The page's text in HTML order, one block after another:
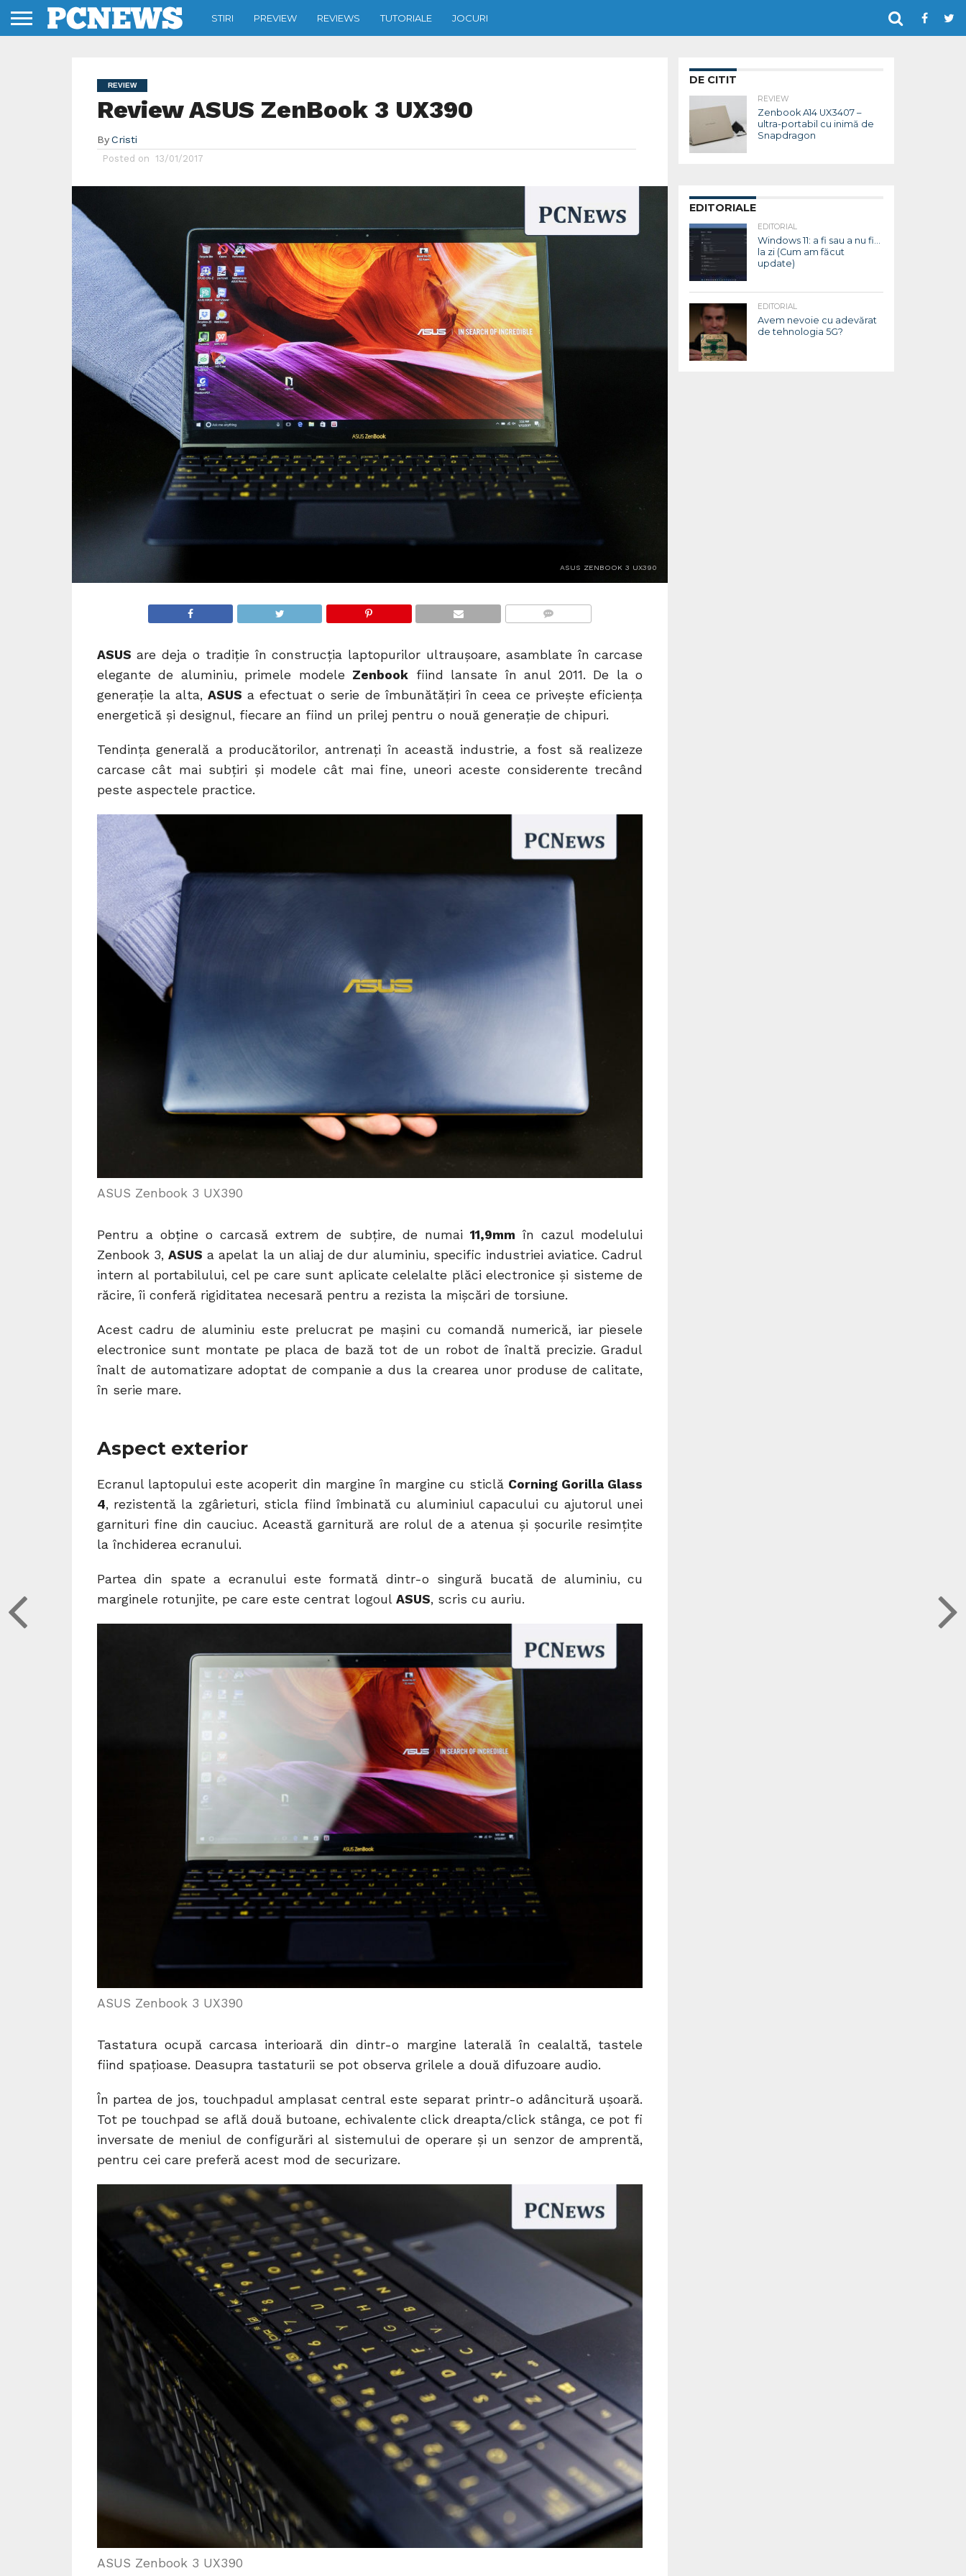
STIRI PREVIEW REVIEWS TUTORIALE JOCURI
REVIEW
Review ASUS ZenBook 3 UX390
By Cristi
Posted on 13/01/2017
ASUS ZENBOOK 3 UX390
ASUS are deja o tradiție în construcția laptopurilor ultraușoare, asamblate în carcase
elegante de aluminiu, primele modele Zenbook fiind lansate în anul 2011. De la o
generație la alta, ASUS a efectuat o serie de îmbunătățiri în ceea ce privește eficiența
energetică și designul, fiecare an fiind un prilej pentru o nouă generație de chipuri.
Tendința generală a producătorilor, antrenați în această industrie, a fost să realizeze
carcase cât mai subțiri și modele cât mai fine, uneori aceste considerente trecând
peste aspectele practice.
ASUS Zenbook 3 UX390
Pentru a obține o carcasă extrem de subțire, de numai 11,9mm în cazul modelului
Zenbook 3,ASUS a apelat la un aliaj de dur aluminiu, specific industriei aviatice. Cadrul
intern al portabilului, cel pe care sunt aplicate celelalte plăci electronice și sisteme de
răcire, îi conferă rigiditatea necesară pentru a rezista la mișcări de torsiune.
Acest cadru de aluminiu este prelucrat pe mașini cu comandă numerică, iar piesele
electronice sunt montate pe placa de bază tot de un robot de înaltă precizie. Gradul
înalt de automatizare adoptat de companie a dus la crearea unor produse de calitate,
în serie mare.
Aspect exterior
Ecranul laptopului este acoperit din margine în margine cu sticlă Corning Gorilla Glass
4, rezistentă la zgârieturi, sticla fiind îmbinată cu aluminiul capacului cu ajutorul unei
garnituri fine din cauciuc. Această garnitură are rolul de a atenua și șocurile resimțite
la închiderea ecranului.
Partea din spate a ecranului este formată dintr-o singură bucată de aluminiu, cu
marginele rotunjite, pe care este centrat logoul ASUS, scris cu auriu.
ASUS Zenbook 3 UX390
Tastatura ocupă carcasa interioară din dintr-o margine laterală în cealaltă, tastele
fiind spațioase. Deasupra tastaturii se pot observa grilele a două difuzoare audio.
În partea de jos, touchpadul amplasat central este separat printr-o adâncitură ușoară.
Tot pe touchpad se află două butoane, echivalente click dreapta/click stânga, ce pot fi
inversate de meniul de configurări al sistemului de operare și un senzor de amprentă,
pentru cei care preferă acest mod de securizare.
ASUS Zenbook 3 UX390
DE CITIT
REVIEW
Zenbook A14 UX3407 –
ultra-portabil cu inimă de
Snapdragon
EDITORIALE
EDITORIAL
Windows 11: a fi sau a nu fi…
la zi (Cum am făcut
update)
EDITORIAL
Avem nevoie cu adevărat
de tehnologia 5G?